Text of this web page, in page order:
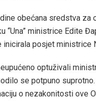
obećana sredstva za
“Una” ministrice Edite
posjet ministrice
optuživali
se potpuno
o nezakonitosti ove